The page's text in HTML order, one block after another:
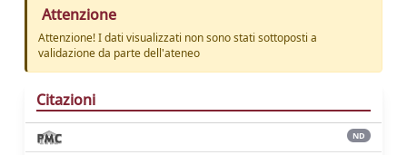
Attenzione
Attenzione! I dati visualizzati non sono stati sottoposti a
validazione da parte dell'ateneo
Citazioni
ND